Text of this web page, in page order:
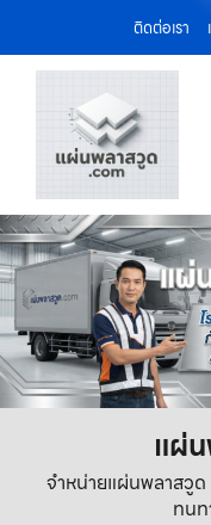
ติดต่อเรา
แผ่
จำหน่ายแผ่นพลาสวูด
ทนท